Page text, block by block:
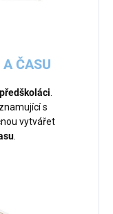
ČASU
.
s
vytvářet
.